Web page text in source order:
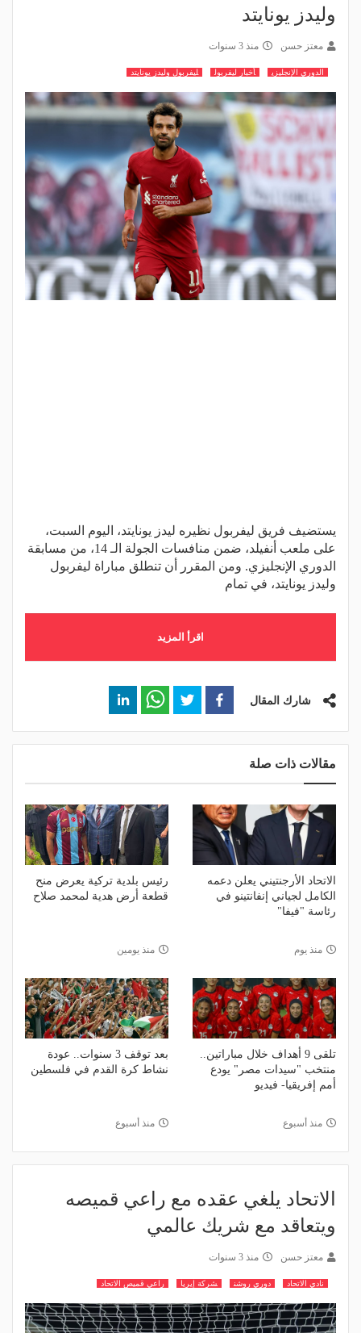
وليدز يونايتد
معتز حسن منذ 3 سنوات
الدوري الإنجليزي أخبار ليفربول ليفربول وليدز يونايتد
يستضيف فريق ليفربول نظيره ليدز يونايتد، اليوم السبت،
على ملعب أنفيلد، ضمن منافسات الجولة الـ 14، من مسابقة
الدوري الإنجليزي. ومن المقرر أن تنطلق مباراة ليفربول
وليدز يونايتد، في تمام
اقرأ المزيد
شارك المقال
مقالات ذات صلة
الاتحاد الأرجنتيني يعلن دعمه
الكامل لجياني إنفانتينو في
رئاسة "فيفا"
منذ يوم
رئيس بلدية تركية يعرض منح
قطعة أرض هدية لمحمد صلاح
منذ يومين
تلقى 9 أهداف خلال مباراتين..
منتخب "سيدات مصر" يودع
أمم إفريقيا- فيديو
منذ أسبوع
بعد توقف 3 سنوات.. عودة
نشاط كرة القدم في فلسطين
منذ أسبوع
الاتحاد يلغي عقده مع راعي قميصه
ويتعاقد مع شريك عالمي
معتز حسن منذ 3 سنوات
نادي الاتحاد دوري روشن شركة إيريا راعي قميص الاتحاد